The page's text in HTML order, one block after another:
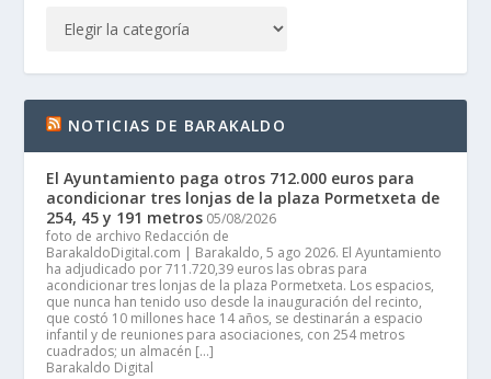
NOTICIAS DE BARAKALDO
El Ayuntamiento paga otros 712.000 euros para
acondicionar tres lonjas de la plaza Pormetxeta de
254, 45 y 191 metros 05/08/2026
foto de archivo Redacción de
BarakaldoDigital.com | Barakaldo, 5 ago 2026. El Ayuntamiento
ha adjudicado por 711.720,39 euros las obras para
acondicionar tres lonjas de la plaza Pormetxeta. Los espacios,
que nunca han tenido uso desde la inauguración del recinto,
que costó 10 millones hace 14 años, se destinarán a espacio
infantil y de reuniones para asociaciones, con 254 metros
cuadrados; un almacén […]
Barakaldo Digital